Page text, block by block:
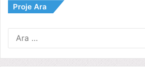
Proje Ara